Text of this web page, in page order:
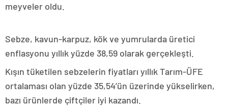
meyveler oldu.
Sebze, kavun-karpuz, kök ve yumrularda üretici
enflasyonu yıllık yüzde 38,59 olarak gerçekleşti.
Kışın tüketilen sebzelerin fiyatları yıllık Tarım-ÜFE
ortalaması olan yüzde 35,54’ün üzerinde yükselirken,
bazı ürünlerde çiftçiler iyi kazandı.